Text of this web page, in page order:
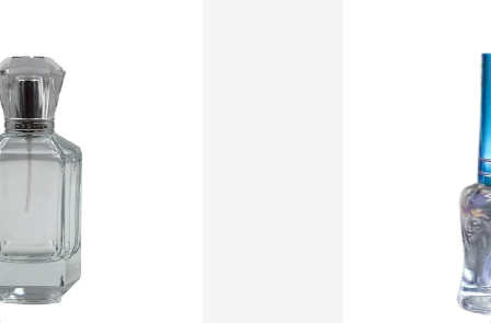
TRANG
CHỦ
CÁC
SẢN
PHẨM
Rights
Reserved.
Developed
by
ECER